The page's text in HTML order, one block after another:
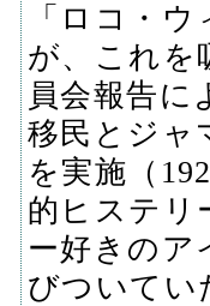
「ロコ・
が、これを
員会報告
移民とジャ
を実施（
的ヒステリ
ー好きのア
びついてい